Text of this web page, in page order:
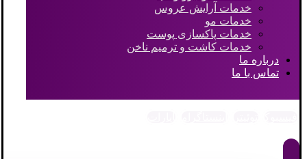
خدمات آرایش عروس
خدمات مو
خدمات پاکسازی پوست
خدمات کاشت و ترمیم ناخن
درباره ما
تماس با ما